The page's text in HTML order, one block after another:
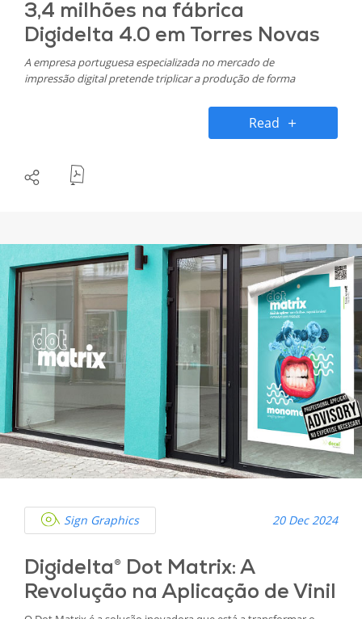
3,4 milhões na fábrica
Digidelta 4.0 em Torres Novas
A empresa portuguesa especializada no mercado de
impressão digital pretende triplicar a produção de forma
ser a expansão para os mercados internacionais, que ao
longo dos anos tem contribuído para o crescimento da
Read
Sign Graphics 20 Dec 2024
Digidelta® Dot Matrix: A
Revolução na Aplicação de Vinil